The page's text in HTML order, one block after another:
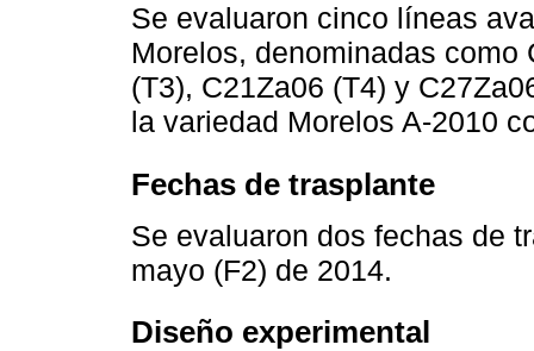
Se evaluaron cinco líneas
Morelos, denominadas como
(T3), C21Za06 (T4) y
la variedad Morelos A-2010
Fechas de trasplante
Se evaluaron dos fechas de
mayo (F2) de 2014.
Diseño experimental